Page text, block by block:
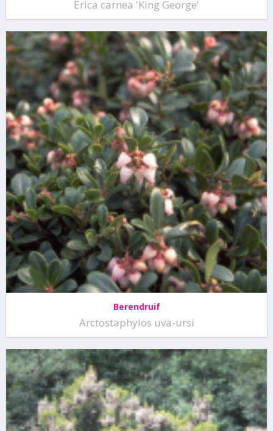
Erica carnea 'King George'
Berendruif
Arctostaphylos uva-ursi